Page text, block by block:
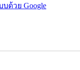
บด้วย Google